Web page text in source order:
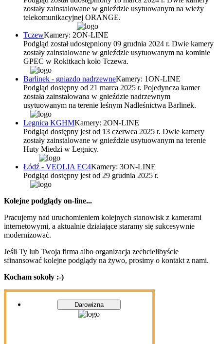
zostały zainstalowane w gnieździe usytuowanym na wieży
telekomunikacyjnej ORANGE.
TczewKamery: 2ON-LINE
Podgląd został udostępniony 09 grudnia 2024 r. Dwie kamery
zostały zainstalowane w gnieździe usytuowanym na kominie
GPEC w Rokitkach koło Tczewa.
Barlinek - gniazdo nadrzewneKamery: 1ON-LINE
Podgląd dostępny od 21 marca 2025 r. Pojedyncza kamer
została zainstalowana w gnieździe nadrzewnym
usytuowanym na terenie leśnym Nadleśnictwa Barlinek.
Legnica KGHMKamery: 2ON-LINE
Podgląd dostępny jest od 13 czerwca 2025 r. Dwie kamery
zostały zainstalowane w gnieździe usytuowanym na terenie
Huty Miedzi w Legnicy.
Łódź - VEOLIA EC4Kamery: 3ON-LINE
Podgląd dostępny jest od 29 grudnia 2025 r.
Kolejne podglądy on-line...
Pracujemy nad uruchomieniem kolejnych stanowisk z kamerami
internetowymi, a aktualnie działające staramy się sukcesywnie
modernizować.
Jeśli Ty lub Twoja firma albo organizacja zechcielibyście
sfinansować kolejne podglądy na żywo, prosimy o kontakt z nami.
Kocham sokoły :-)
Darowizna